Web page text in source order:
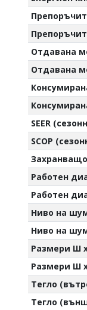
Отдавана
Отдавана
SEER
SCOP
Работен
Работен
Ниво на
Ниво на
Размери Ш
Размери Ш
Тегло
Тегло